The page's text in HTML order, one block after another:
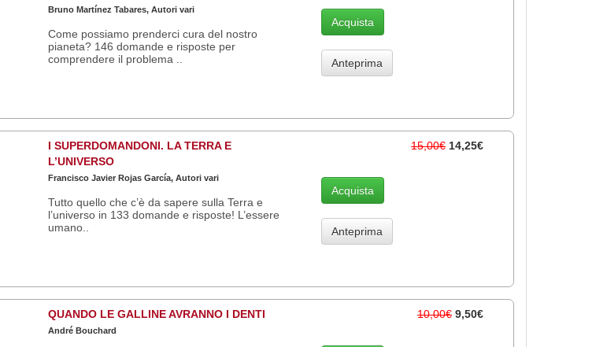
Bruno Martínez Tabares, Autori vari
Come possiamo prenderci cura del nostro
pianeta? 146 domande e risposte per
comprendere il problema ..
Acquista
Anteprima
I SUPERDOMANDONI. LA TERRA E
L’UNIVERSO
Francisco Javier Rojas García, Autori vari
Tutto quello che c’è da sapere sulla Terra e
l’universo in 133 domande e risposte! L’essere
umano..
15,00€ 14,25€
Acquista
Anteprima
QUANDO LE GALLINE AVRANNO I DENTI
André Bouchard
10,00€ 9,50€